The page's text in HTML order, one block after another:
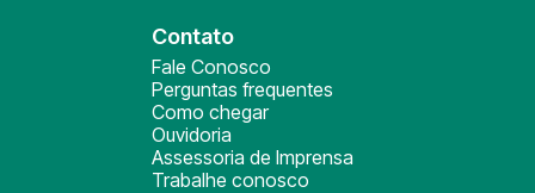
Contato
Fale Conosco
Perguntas frequentes
Como chegar
Ouvidoria
Assessoria de Imprensa
Trabalhe conosco